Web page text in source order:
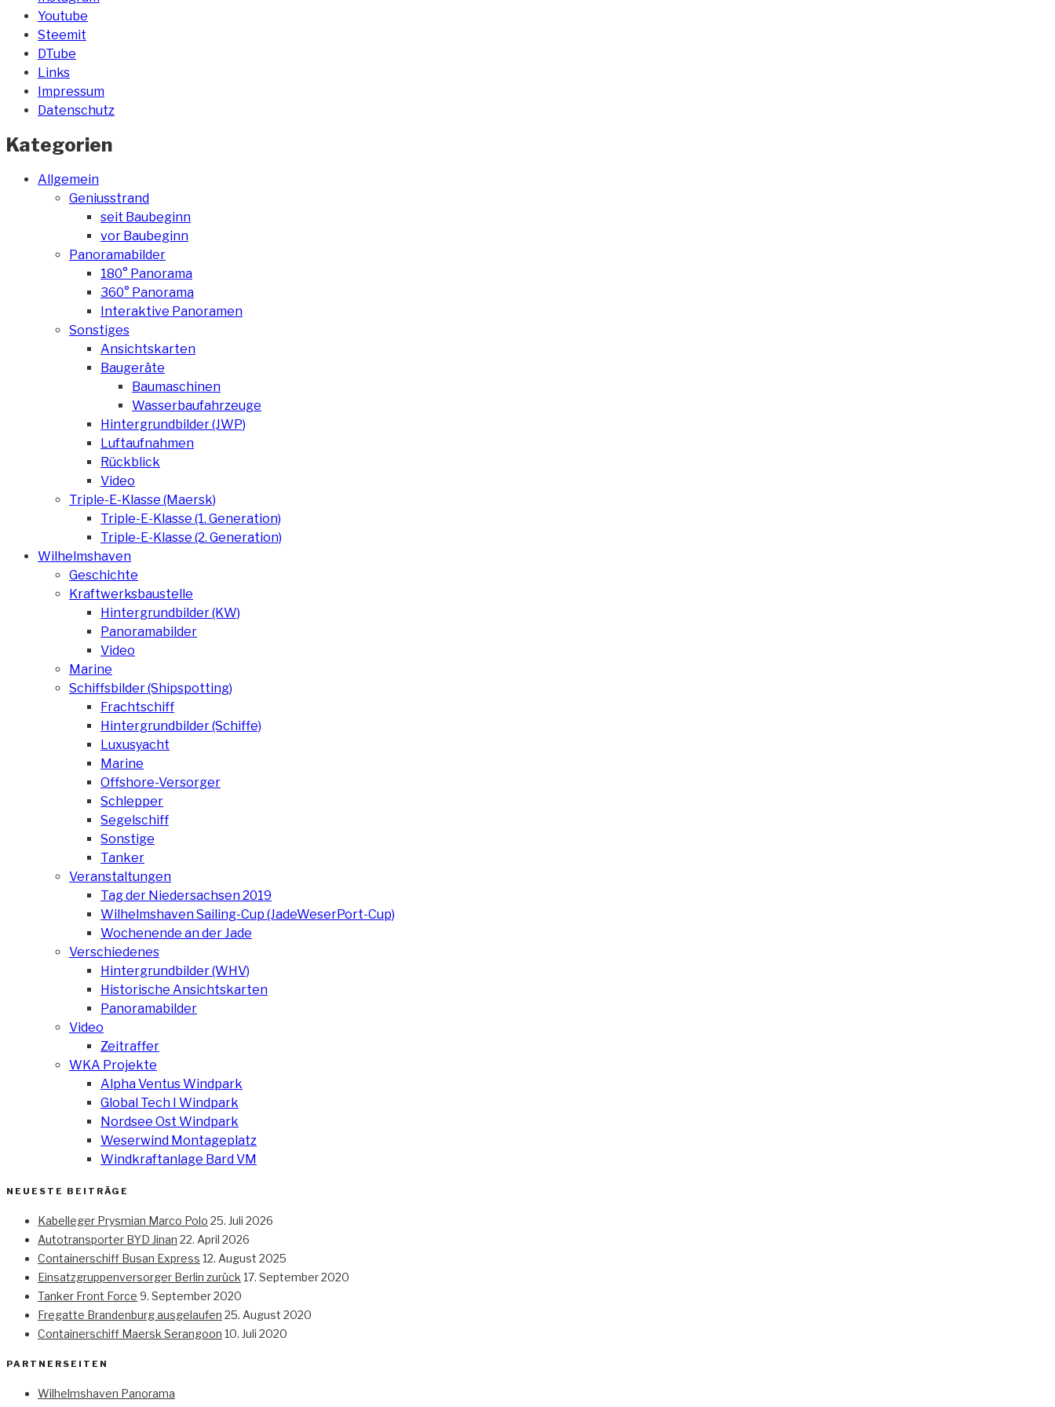
Youtube
Steemit
DTube
Links
Impressum
Datenschutz
Kategorien
Allgemein
Geniusstrand
seit Baubeginn
vor Baubeginn
Panoramabilder
180° Panorama
360° Panorama
Interaktive Panoramen
Sonstiges
Ansichtskarten
Baugeräte
Baumaschinen
Wasserbaufahrzeuge
Hintergrundbilder (JWP)
Luftaufnahmen
Rückblick
Video
Triple-E-Klasse (Maersk)
Triple-E-Klasse (1. Generation)
Triple-E-Klasse (2. Generation)
Wilhelmshaven
Geschichte
Kraftwerksbaustelle
Hintergrundbilder (KW)
Panoramabilder
Video
Marine
Schiffsbilder (Shipspotting)
Frachtschiff
Hintergrundbilder (Schiffe)
Luxusyacht
Marine
Offshore-Versorger
Schlepper
Segelschiff
Sonstige
Tanker
Veranstaltungen
Tag der Niedersachsen 2019
Wilhelmshaven Sailing-Cup (JadeWeserPort-Cup)
Wochenende an der Jade
Verschiedenes
Hintergrundbilder (WHV)
Historische Ansichtskarten
Panoramabilder
Video
Zeitraffer
WKA Projekte
Alpha Ventus Windpark
Global Tech I Windpark
Nordsee Ost Windpark
Weserwind Montageplatz
Windkraftanlage Bard VM
NEUESTE BEITRÄGE
Kabelleger Prysmian Marco Polo 25. Juli 2026
Autotransporter BYD Jinan 22. April 2026
Containerschiff Busan Express 12. August 2025
Einsatzgruppenversorger Berlin zurück 17. September 2020
Tanker Front Force 9. September 2020
Fregatte Brandenburg ausgelaufen 25. August 2020
Containerschiff Maersk Serangoon 10. Juli 2020
PARTNERSEITEN
Wilhelmshaven Panorama